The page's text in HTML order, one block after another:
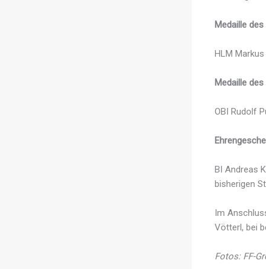
Medaille
HLM
Medaille
OBI Rudolf
BI Andreas
bisherigen
Im
Vötterl, bei
Fotos: FF-